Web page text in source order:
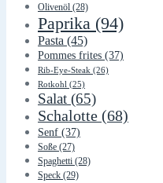
Olivenöl (28)
Paprika (94)
Pasta (45)
Pommes frites (37)
Rib-Eye-Steak (26)
Rotkohl (25)
Salat (65)
Schalotte (68)
Senf (37)
Soße (27)
Spaghetti (28)
Speck (29)